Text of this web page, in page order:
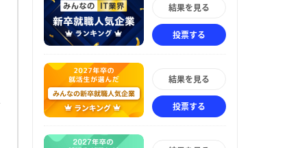
結果を見る
投票する
結果を見る
投票する